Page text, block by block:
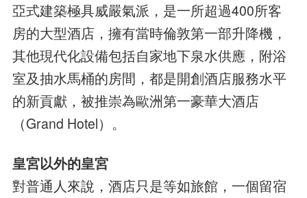
亞式建築極具威嚴氣派，是一所超過400所客
房的大型酒店，擁有當時倫敦第一部升降機，
其他現代化設備包括自家地下泉水供應，附浴
室及抽水馬桶的房間，都是開創酒店服務水平
的新貢獻，被推崇為歐洲第一豪華大酒店
（Grand Hotel）。
皇宮以外的皇宮
對普通人來說，酒店只是等如旅館，一個留宿